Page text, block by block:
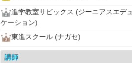
進学教室サピックス (ジーニアスエデュ
ケーション)
東進スクール (ナガセ)
講師